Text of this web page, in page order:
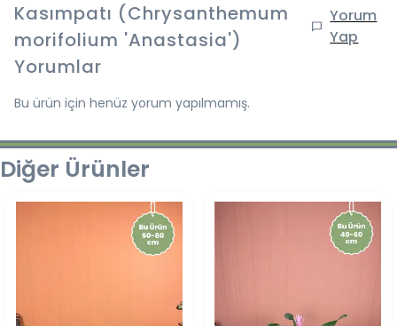
Kasımpatı (Chrysanthemum
morifolium 'Anastasia')
Yorumlar
Yorum
Yap
Bu ürün için henüz yorum yapılmamış.
Diğer Ürünler